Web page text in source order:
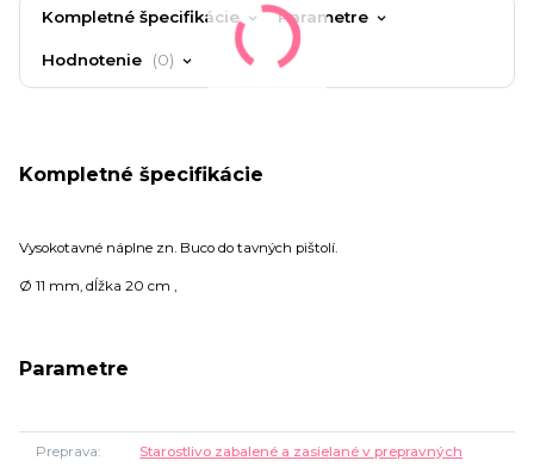
Kompletné špecifikácie Parametre
Hodnotenie 0
Kompletné špecifikácie
Vysokotavné náplne zn. Buco do tavných pištolí.
Ø 11 mm, dĺžka 20 cm ,
Parametre
Preprava
Starostlivo zabalené a zasielané v prepravných